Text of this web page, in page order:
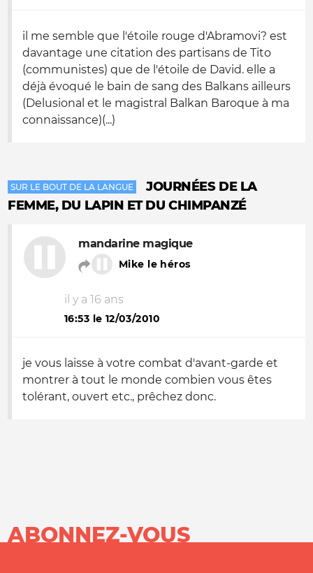
il me semble que l'étoile rouge d'Abramovi? est
davantage une citation des partisans de Tito
(communistes) que de l'étoile de David. elle a
déjà évoqué le bain de sang des Balkans ailleurs
(Delusional et le magistral Balkan Baroque à ma
connaissance)(...)
SUR LE BOUT DE LA LANGUE
JOURNÉES DE LA
FEMME, DU LAPIN ET DU CHIMPANZÉ
mandarine magique
Mike le héros
il y a 16 ans
16:53 le 12/03/2010
je vous laisse à votre combat d'avant-garde et
montrer à tout le monde combien vous êtes
tolérant, ouvert etc., prêchez donc.
ABONNEZ-VOUS